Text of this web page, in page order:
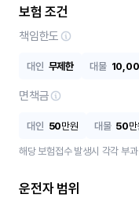
보험 조건
책임한도
대인 무제한 대물
면책금
대인 50만원 대물 50
해당 보험접수 발생시 각각 부
운전자 범위